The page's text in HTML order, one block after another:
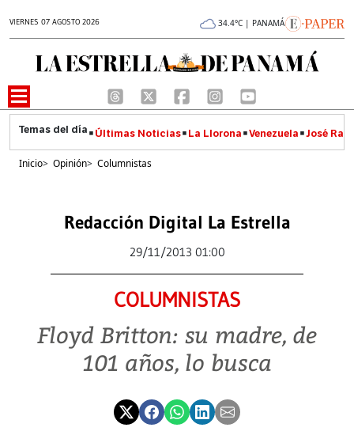
VIERNES 07 AGOSTO 2026 34.4°C | PANAMÁ
Últimas Noticias La Llorona Venezuela José
Inicio> Opinión> Columnistas
Redacción Digital La Estrella
29/11/2013 01:00
COLUMNISTAS
Floyd Britton: su madre, de
101 años, lo busca